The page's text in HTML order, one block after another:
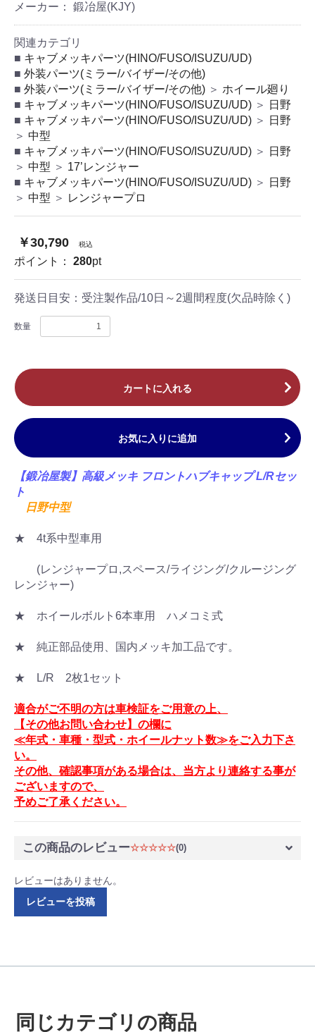
メーカー： 鍛冶屋(KJY)
関連カテゴリ
キャブメッキパーツ(HINO/FUSO/ISUZU/UD)
外装パーツ(ミラー/バイザー/その他)
外装パーツ(ミラー/バイザー/その他) ＞ ホイール廻り
キャブメッキパーツ(HINO/FUSO/ISUZU/UD) ＞
日野
キャブメッキパーツ(HINO/FUSO/ISUZU/UD) ＞
日野
＞ 中型
キャブメッキパーツ(HINO/FUSO/ISUZU/UD) ＞
日野
＞ 中型 ＞ 17’レンジャー
キャブメッキパーツ(HINO/FUSO/ISUZU/UD) ＞
日野
＞ 中型 ＞ レンジャープロ
￥30,790 税込
ポイント： 280pt
発送日目安： 受注製作品/10日～2週間程度(欠品時除く)
数量
カートに入れる
お気に入りに追加
【鍛冶屋製】高級メッキ フロントハブキャップ L/Rセッ
ト
日野中型
★ 4t系中型車用
(レンジャープロ,スペース/ライジング/クルージング
レンジャー)
★ ホイールボルト6本車用 ハメコミ式
★ 純正部品使用、国内メッキ加工品です。
★ L/R 2枚1セット
適合がご不明の方は車検証をご用意の上、
【その他お問い合わせ】の欄に
≪年式・車種・型式・ホイールナット数≫をご入力下さ
い。
その他、確認事項がある場合は、当方より連絡する事が
ございますので、
予めご了承ください。
この商品のレビュー☆☆☆☆☆(0)
レビューはありません。
レビューを投稿
同じカテゴリの商品